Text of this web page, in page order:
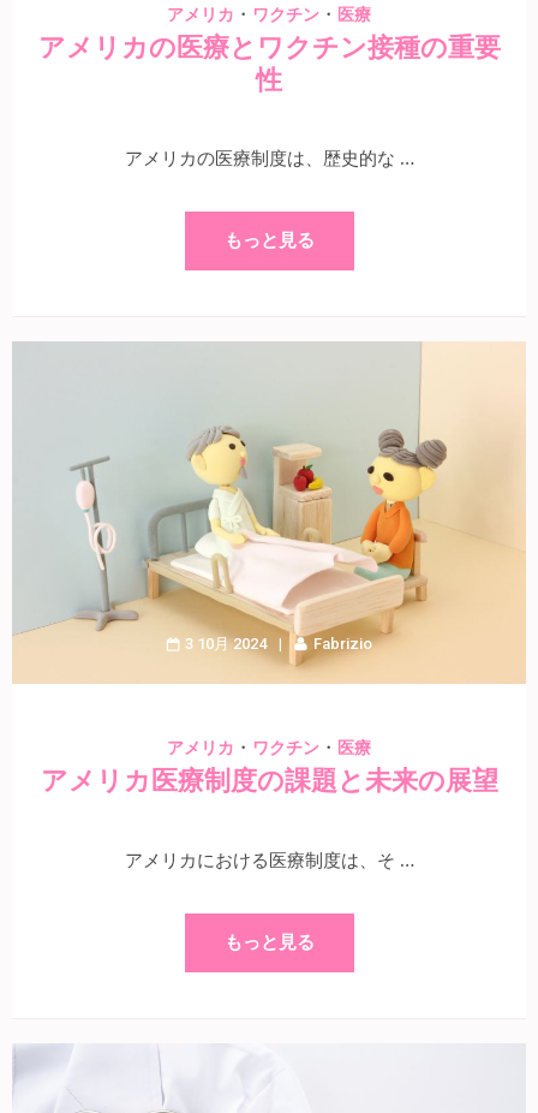
アメリカ ・ ワクチン ・ 医療
アメリカの医療とワクチン接種の重要
性
アメリカの医療制度は、歴史的な …
もっと見る
3 10月 2024 Fabrizio
アメリカ ・ ワクチン ・ 医療
アメリカ医療制度の課題と未来の展望
アメリカにおける医療制度は、そ …
もっと見る